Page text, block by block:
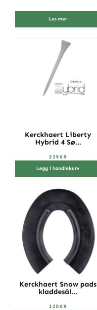
Les mer
Kerckhaert Liberty
Hybrid 4 Sø...
339KR
Legg i handlekurv
Kerckhaert Snow pads
kladdesål...
120KR